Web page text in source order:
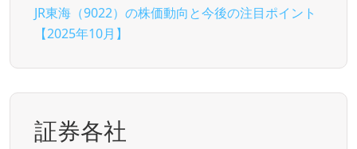
JR東海（9022）の株価動向と今後の注目ポイント
【2025年10月】
証券各社